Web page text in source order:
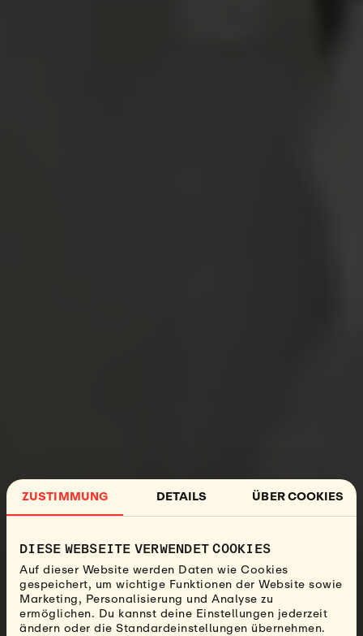
ZUSTIMMUNG DETAILS ÜBER COOKIES
DIESE WEBSEITE VERWENDET COOKIES
Auf dieser Website werden Daten wie Cookies
gespeichert, um wichtige Funktionen der Website sowie
Marketing, Personalisierung und Analyse zu
ermöglichen. Du kannst deine Einstellungen jederzeit
ändern oder die Standardeinstellungen übernehmen.